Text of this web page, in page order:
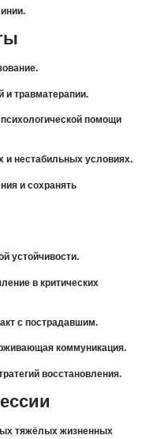
и травматерапии.
помощи
и нестабильных условиях.
и сохранять
устойчивости.
в критических
с пострадавшим.
коммуникация.
восстановления.
тяжёлых жизненных